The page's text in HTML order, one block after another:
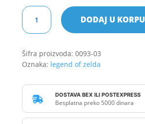
Huzzle
Zelda
Master
količina
DODAJ U KORPU
Šifra proizvoda: 0093-03
Oznaka: legend of zelda
 DOSTAVA BEX ILI POSTEXPRESS
Besplatna preko 5000 dinara